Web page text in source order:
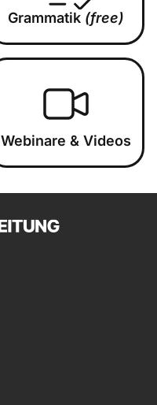
Grammatik (free)
Webinare & Videos